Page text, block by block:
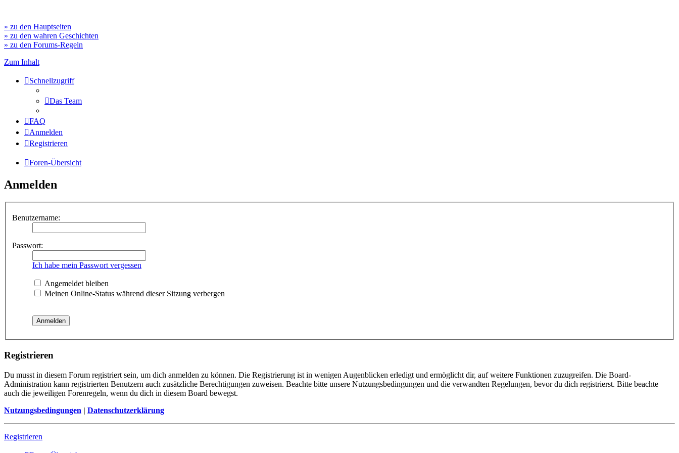
» zu den Hauptseiten
» zu den wahren Geschichten
» zu den Forums-Regeln
Zum Inhalt
Schnellzugriff
Das Team
FAQ
Anmelden
Registrieren
Foren-Übersicht
Anmelden
Benutzername:
Passwort:
Ich habe mein Passwort vergessen
Angemeldet bleiben
Meinen Online-Status während dieser Sitzung verbergen
Registrieren
Du musst in diesem Forum registriert sein, um dich anmelden zu können. Die Registrierung ist in wenigen Augenblicken erledigt und ermöglicht dir, auf weitere Funktionen zuzugreifen. Die Board-
Administration kann registrierten Benutzern auch zusätzliche Berechtigungen zuweisen. Beachte bitte unsere Nutzungsbedingungen und die verwandten Regelungen, bevor du dich registrierst. Bitte beachte
auch die jeweiligen Forenregeln, wenn du dich in diesem Board bewegst.
Nutzungsbedingungen | Datenschutzerklärung
Registrieren